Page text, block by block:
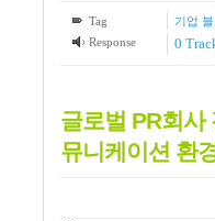
Tag 기업
Response
0
글로벌 PR회사
뮤니케이션 환